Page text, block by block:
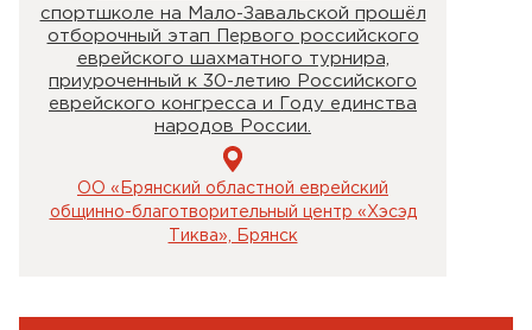
спортшколе на Мало-Завальской прошёл
отборочный этап Первого российского
еврейского шахматного турнира,
приуроченный к 30-летию Российского
еврейского конгресса и Году единства
народов России.
ОО «Брянский областной еврейский
общинно-благотворительный центр «Хэсэд
Тиква», Брянск